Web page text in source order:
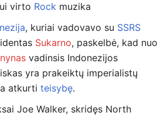
virto Rock muzika
, kuriai vadovavo su SSRS
Sukarno, paskelbė, kad nuo
vadinsis Indonezijos
yra prakeiktų imperialistų
atkurti teisybę.
Joe Walker, skridęs North